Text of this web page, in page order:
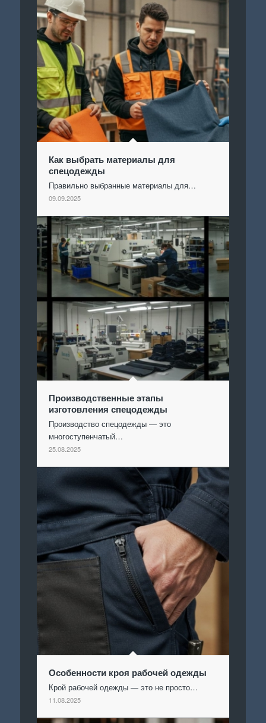
Как выбрать материалы для
спецодежды
Правильно выбранные материалы для…
09.09.2025
Производственные этапы
изготовления спецодежды
Производство спецодежды — это
многоступенчатый…
25.08.2025
Особенности кроя рабочей одежды
Крой рабочей одежды — это не просто…
11.08.2025